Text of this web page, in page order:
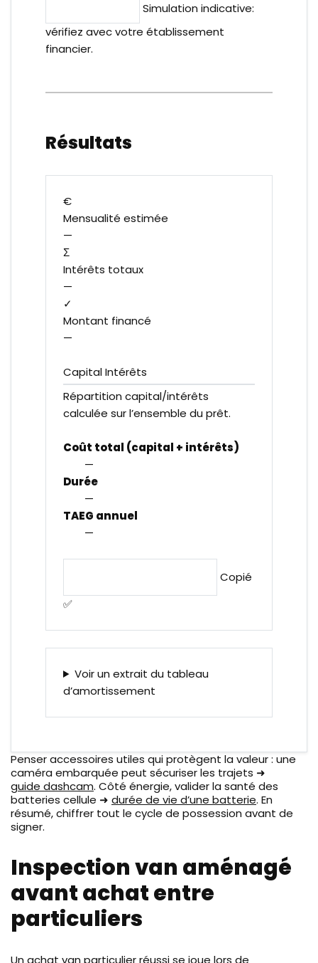
Simulation indicative:
vérifiez avec votre établissement
financier.
Résultats
€
Mensualité estimée
—
Σ
Intérêts totaux
—
✓
Montant financé
—
CapitalIntérêts
Répartition capital/intérêts
calculée sur l’ensemble du prêt.
Coût total (capital + intérêts)
—
Durée
—
TAEG annuel
—
Copié
✅
Voir un extrait du tableau
d’amortissement
Penser accessoires utiles qui protègent la valeur : une
caméra embarquée peut sécuriser les trajets ➜
guide dashcam. Côté énergie, valider la santé des
batteries cellule ➜ durée de vie d’une batterie. En
résumé, chiffrer tout le cycle de possession avant de
signer.
Inspection van aménagé
avant achat entre
particuliers
Un achat van particulier réussi se joue lors de